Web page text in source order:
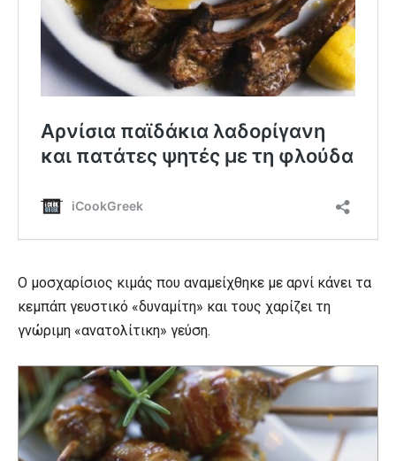
Ο μοσχαρίσιος κιμάς που αναμείχθηκε με αρνί κάνει τα
κεμπάπ γευστικό «δυναμίτη» και τους χαρίζει τη
γνώριμη «ανατολίτικη» γεύση.